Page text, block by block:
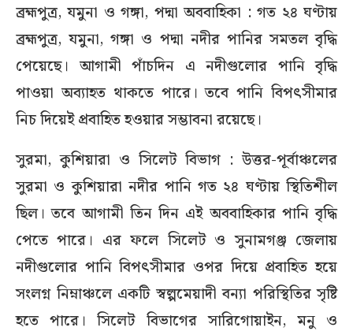
ব্রহ্মপুত্র, যমুনা ও গঙ্গা, পদ্মা অববাহিকা : গত ২৪ ঘণ্টায়
ব্রহ্মপুত্র, যমুনা, গঙ্গা ও পদ্মা নদীর পানির সমতল বৃদ্ধি
পেয়েছে। আগামী পাঁচদিন এ নদীগুলোর পানি বৃদ্ধি
পাওয়া অব্যাহত থাকতে পারে। তবে পানি বিপৎসীমার
নিচ দিয়েই প্রবাহিত হওয়ার সম্ভাবনা রয়েছে।
সুরমা, কুশিয়ারা ও সিলেট বিভাগ : উত্তর-পূর্বাঞ্চলের
সুরমা ও কুশিয়ারা নদীর পানি গত ২৪ ঘণ্টায় স্থিতিশীল
ছিল। তবে আগামী তিন দিন এই অববাহিকার পানি বৃদ্ধি
পেতে পারে। এর ফলে সিলেট ও সুনামগঞ্জ জেলায়
নদীগুলোর পানি বিপৎসীমার ওপর দিয়ে প্রবাহিত হয়ে
সংলগ্ন নিম্নাঞ্চলে একটি স্বল্পমেয়াদী বন্যা পরিস্থিতির সৃষ্টি
হতে পারে। সিলেট বিভাগের সারিগোয়াইন, মনু ও